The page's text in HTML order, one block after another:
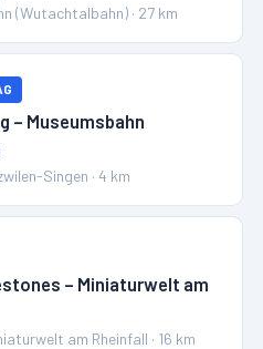
(Wutachtalbahn) · 27 km
– Museumsbahn
Singen ·4 km
– Miniaturwelt am
am Rheinfall · 16 km